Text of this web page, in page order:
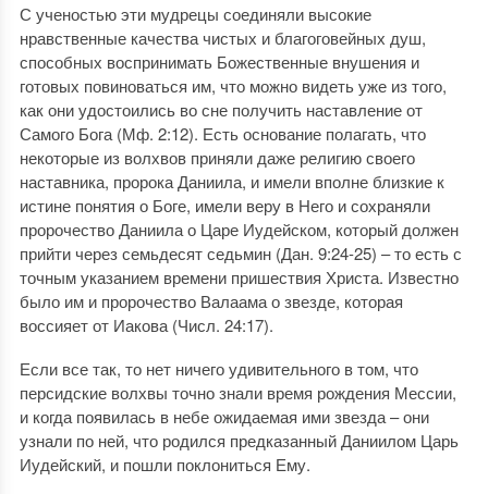
С ученостью эти мудрецы соединяли высокие
нравственные качества чистых и благоговейных душ,
способных воспринимать Божественные внушения и
готовых повиноваться им, что можно видеть уже из того,
как они удостоились во сне получить наставление от
Самого Бога (Мф. 2:12). Есть основание полагать, что
некоторые из волхвов приняли даже религию своего
наставника, пророка Даниила, и имели вполне близкие к
истине понятия о Боге, имели веру в Него и сохраняли
пророчество Даниила о Царе Иудейском, который должен
прийти через семьдесят седьмин (Дан. 9:24-25) – то есть с
точным указанием времени пришествия Христа. Известно
было им и пророчество Валаама о звезде, которая
воссияет от Иакова (Числ. 24:17).
Если все так, то нет ничего удивительного в том, что
персидские волхвы точно знали время рождения Мессии,
и когда появилась в небе ожидаемая ими звезда – они
узнали по ней, что родился предказанный Даниилом Царь
Иудейский, и пошли поклониться Ему.